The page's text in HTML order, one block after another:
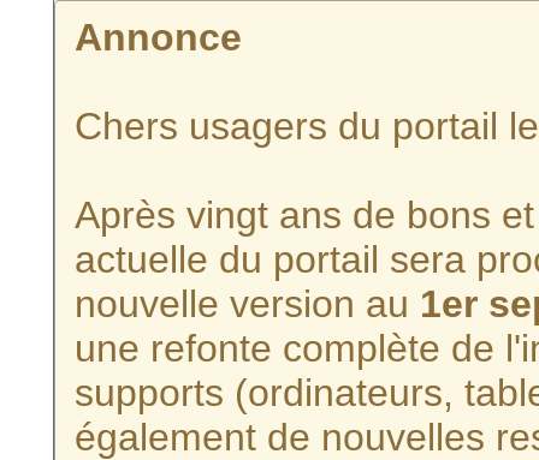
Annonce
Chers usagers du portail
Après vingt ans de bons
actuelle du portail sera
nouvelle version au 1er
une refonte complète de
supports (ordinateurs,
également de nouvelles